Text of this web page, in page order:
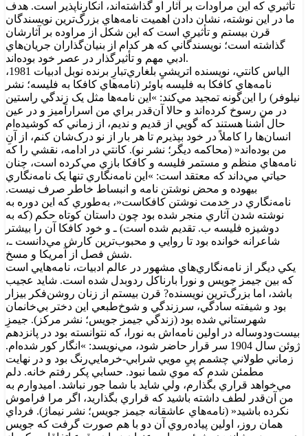
تأثيري که اين مراودات بر آثار او گذاشته‌اند، انکارناپذير است. هدف
ما در اين نوشته، نشان دادن اهميت نامه‌هاي بزرگ‌ترين نويسندگان
قرن بيستم و تأثيري است که اين شکل از مراوده بر آثارشان
گذاشته است؛ نويسندگاني که هر کدام از بنيان‌گذاران جريان‌هاي
ادبي مهم و تأثيرگذار در عصر خود بوده‌اند.
الياس کانتي، نويسنده اتريشيِ بلغاري‌تبارِ برنده نوبل ادبيات 1981،
نامه‌هاي کافکا به فليسه باوئر (نامه‌هاي کافکا به فليسه؛ نشر
نيلوفر) را اين‌گونه تمجيد مي‌کند: »اين نامه‌ها مثل يک زندگي راستين
در من رسوخ کرده‌اند و حالا آن‌قدر براي من اسرارآميز و در عين
حال آشنا هستند که گويي از قديم و نديم، از زماني که کوشيده‌ام
انسان‌ها را کاملاً در خود بپذيرم تا هر بار از نو درک‌شان کنم، از آنِ
من بوده‌اند« (محاکمه ديگر؛ نشر نو). کانتي در ادامه، نقشي را که
نامه‌هاي منظم و مستمر فليسه و کافکا بازي مي‌کرده است، چنان
حياتي مي‌داند که معتقد است: »اين نامه‌نگاري تنها يک نامه‌نگاري
بيهوده و محض نوشتن نامه و انبساط خاطر صرف نيست.
نامه‌نگاري در خدمت نوشتن کافکاست«، به‌طوري که اين دوره به
نوشته شدن آثاري منجر شده بود چون داستان کوتاه حکم (که به
دوشيزه فليسه ب. تقديم شده است) ـ و خود کافکا آن را بيشتر
شاعرانه خوانده بود تا روايي و محبوب‌ترين کارش مي‌دانست ـ،
شش فصل از آمريکا و مسخ.
يکي ديگر از نامه‌نگاري‌هاي مشهور در عالم ادبيات، نامه‌هايي است
که بين جيمز جويس و نورا بارناکل ردوبدل شده است. شايد عجيب
باشد، اما بزرگ‌ترين نويسنده? قرن بيستم از زنان روشن‌فکر بيزار
بود و شيفته سادگي، سرزندگي و شوخ‌طبعي اين دختر بي‌خانمان
شهرستاني شده بود (زندگي جيمز جويس؛ نشر مرکز). جيمزِ
بيست‌ودوساله در اولين نامه‌اش به نورا، که نتوانسته بود در پانزدهم
ژوئن سال 1904 سر قرار حاضر شود، مي‌نويسد: »انگار کور شده‌ام.
زماني طولاني چشمم پيِ مويي شرابي-خرمايي‌رنگ بود و در نهايت
مطمئن شدم که موي شما نبود. حسابي پکر رفتم خانه. دلم
مي‌خواهد قراري بگذارم، ولي شايد با شما جور نباشد. اميدوارم به
من آن‌قدر لطف داشته باشيد که قراري بگذاريد، اگر مرا فراموش
نکرده باشيد« (نامه‌هاي عاشقانه جيمز جويس؛ نشر نيماژ). فرداي
همان روز، اولين پياده‌روي آن دو با هم صورت گرفت که جويس